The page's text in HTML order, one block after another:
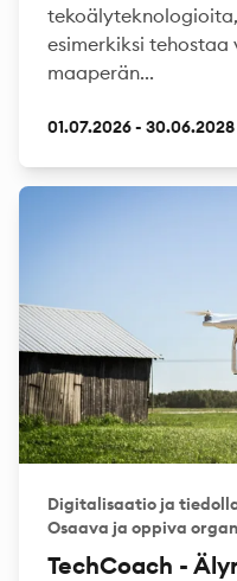
esimerkiksi tehostaa
maaperän...
01.07.2026 - 30.06.2028
Digitalisaatio ja
Osaava ja oppiva
TechCoach -